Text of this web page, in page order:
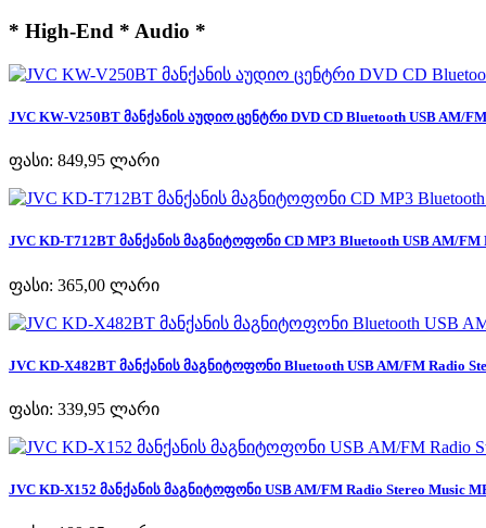
* High-End * Audio *
JVC KW-V250BT მანქანის აუდიო ცენტრი DVD CD Bluetooth USB AM/
ფასი: 849,95 ლარი
JVC KD-T712BT მანქანის მაგნიტოფონი CD MP3 Bluetooth USB AM/FM
ფასი: 365,00 ლარი
JVC KD-X482BT მანქანის მაგნიტოფონი Bluetooth USB AM/FM Radio
ფასი: 339,95 ლარი
JVC KD-X152 მანქანის მაგნიტოფონი USB AM/FM Radio Stereo Music